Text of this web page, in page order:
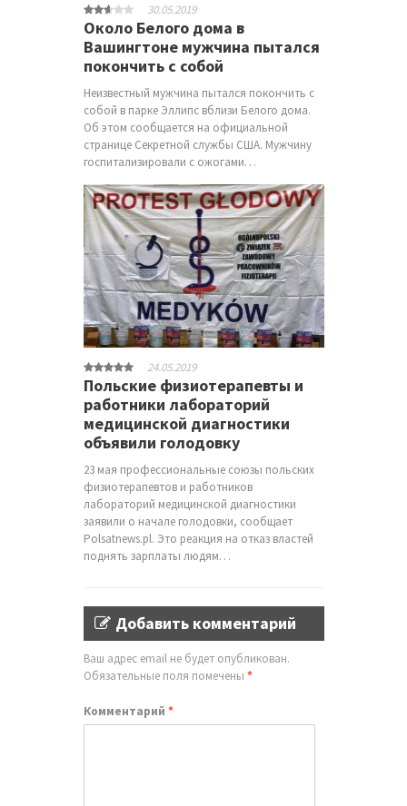
30.05.2019
Около Белого дома в
Вашингтоне мужчина пытался
покончить с собой
Неизвестный мужчина пытался покончить с
собой в парке Эллипс вблизи Белого дома.
Об этом сообщается на официальной
странице Секретной службы США. Мужчину
госпитализировали с ожогами…
24.05.2019
Польские физиотерапевты и
работники лабораторий
медицинской диагностики
объявили голодовку
23 мая профессиональные союзы польских
физиотерапевтов и работников
лабораторий медицинской диагностики
заявили о начале голодовки, сообщает
Polsatnews.pl. Это реакция на отказ властей
поднять зарплаты людям…
Добавить комментарий
Ваш адрес email не будет опубликован.
Обязательные поля помечены *
Комментарий *